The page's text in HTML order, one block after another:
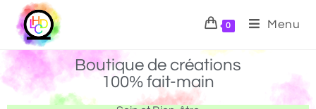
0 Menu
Boutique de créations
100% fait-main